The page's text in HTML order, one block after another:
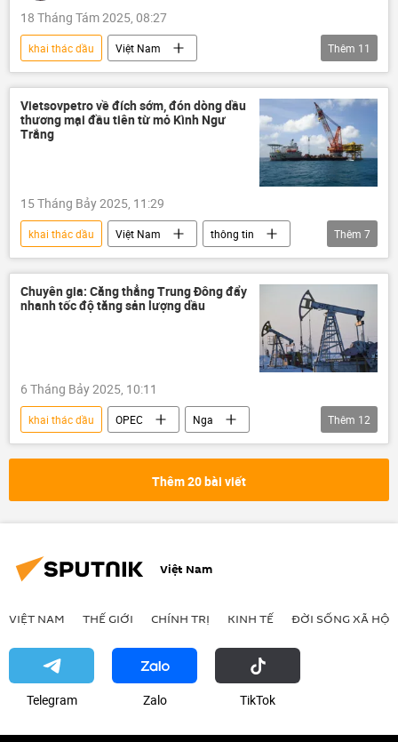
18 Tháng Tám 2025, 08:27
khai thác dầu
Việt Nam
Những trang sử vàng
hợp tác
Hợp tác Nga-Việt
Thế giới
Nga
Kinh tế
Vietsovpetro
Thêm 11
Vietsovpetro về đích sớm, đón dòng dầu
thương mại đầu tiên từ mỏ Kình Ngư
Trắng
15 Tháng Bảy 2025, 11:29
khai thác dầu Việt Nam
thông tin
năng lượng
dầu khí
giá dầu
Tập đoàn Dầu khí Quốc gia Việt Nam
Vietsovpetro
Nga
Thêm 7
Chuyên gia: Căng thẳng Trung Đông đẩy
nhanh tốc độ tăng sản lượng dầu
6 Tháng Bảy 2025, 10:11
khai thác dầu OPEC
Nga
chuyên gia
Quan điểm-Ý kiến
dầu khí
giá dầu
Kazakhstan
Kinh tế
Vấn đề hạt nhân Iran
Iran
Trung Đông
Thêm 12
Thêm 20 bài viết
Việt Nam
VIỆT NAM THẾ GIỚI CHÍNH TRỊ KINH TẾ ĐỜI SỐNG XÃ HỘI
Telegram Zalo ТikТоk